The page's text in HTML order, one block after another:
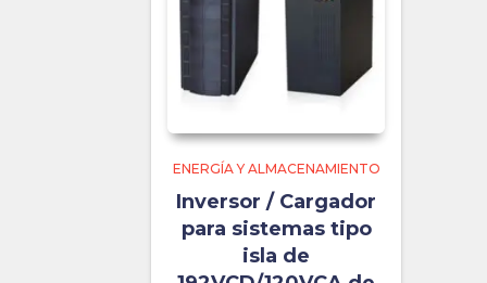
ENERGÍA Y ALMACENAMIENTO
Inversor / Cargador
para sistemas tipo
isla de